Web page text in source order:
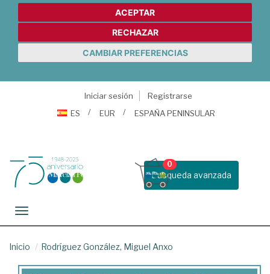
ACEPTAR
RECHAZAR
CAMBIAR PREFERENCIAS
Iniciar sesión
Registrarse
ES
EUR ESPAÑA PENINSULAR
Busqueda avanzada
0
Toggle navigation
Inicio Rodríguez González, Miguel Anxo